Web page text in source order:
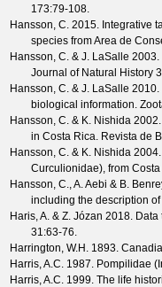
173:79-108.
Hansson, C. 2015. Integrative
species from Area de
Hansson, C. & J. LaSalle 2003.
Journal of Natural History
Hansson, C. & J. LaSalle 2010.
biological information.
Hansson, C. & K. Nishida
in Costa Rica. Revista de
Hansson, C. & K. Nishida
Curculionidae), from
Hansson, C., A. Aebi & B.
including the description
Haris, A. & Z. Józan 2018. Data
31:63-76.
Harrington, W.H. 1893.
Harris, A.C. 1987. Pompilidae
Harris, A.C. 1999. The life